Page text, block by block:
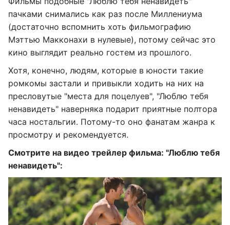
пачками снимались как раз после Миллениума
(достаточно вспомнить хоть фильмографию
Мэттью Макконахи в нулевые), потому сейчас это
кино выглядит реально гостем из прошлого.
Хотя, конечно, людям, которые в юности такие
ромкомы застали и привыкли ходить на них на
пресловутые "места для поцелуев", "Люблю тебя
ненавидеть" наверняка подарит приятные полтора
часа ностальгии. Потому-то оно фанатам жанра к
просмотру и рекомендуется.
Смотрите на видео трейлер фильма: "Люблю тебя
ненавидеть":